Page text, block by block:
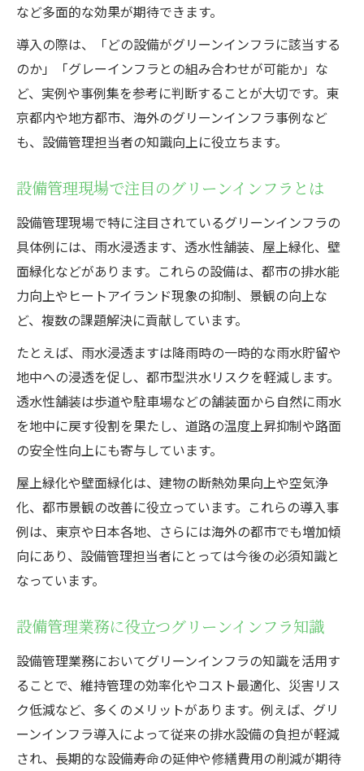
グリーンインフラで実現する設備管理の効
設備管理現場で実感できるグリーンインフ
ラの利点
グリーンインフラ導入による設備管理の変
化
など多面的な効果が期待できます。
導入の際は、「どの設備がグリーンインフラに該当する
のか」「グレーインフラとの組み合わせが可能か」な
ど、実例や事例集を参考に判断することが大切です。東
京都内や地方都市、海外のグリーンインフラ事例など
も、設備管理担当者の知識向上に役立ちます。
設備管理現場で注目のグリーンインフラとは
設備管理現場で特に注目されているグリーンインフラの
具体例には、雨水浸透ます、透水性舗装、屋上緑化、壁
面緑化などがあります。これらの設備は、都市の排水能
力向上やヒートアイランド現象の抑制、景観の向上な
ど、複数の課題解決に貢献しています。
たとえば、雨水浸透ますは降雨時の一時的な雨水貯留や
地中への浸透を促し、都市型洪水リスクを軽減します。
透水性舗装は歩道や駐車場などの舗装面から自然に雨水
を地中に戻す役割を果たし、道路の温度上昇抑制や路面
の安全性向上にも寄与しています。
屋上緑化や壁面緑化は、建物の断熱効果向上や空気浄
化、都市景観の改善に役立っています。これらの導入事
例は、東京や日本各地、さらには海外の都市でも増加傾
向にあり、設備管理担当者にとっては今後の必須知識と
なっています。
設備管理業務に役立つグリーンインフラ知識
設備管理業務においてグリーンインフラの知識を活用す
ることで、維持管理の効率化やコスト最適化、災害リス
ク低減など、多くのメリットがあります。例えば、グリ
ーンインフラ導入によって従来の排水設備の負担が軽減
され、長期的な設備寿命の延伸や修繕費用の削減が期待